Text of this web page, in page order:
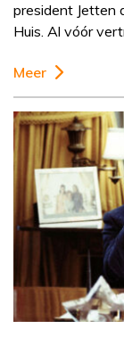
president Jetten
Huis. Al vóór
Meer